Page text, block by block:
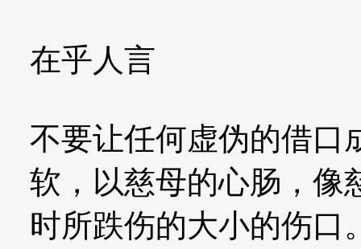
在乎人言
不要让任何虚伪的借口
软，以慈母的心肠，像
时所跌伤的大小的伤口